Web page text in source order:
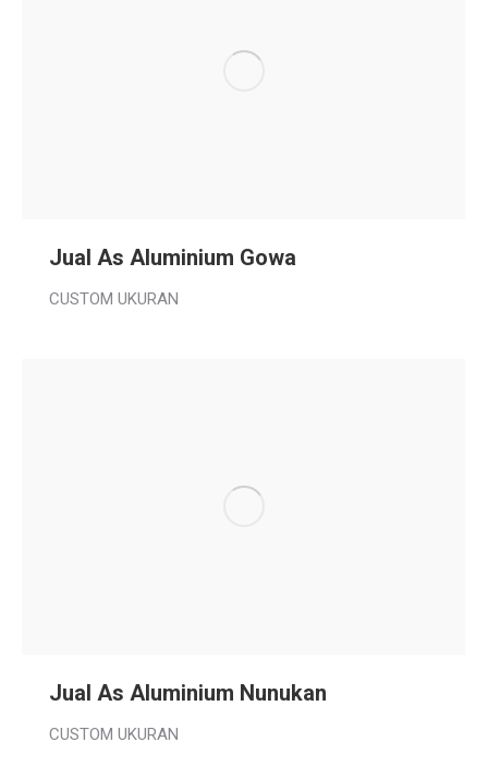
Jual As Aluminium Gowa
CUSTOM UKURAN
Jual As Aluminium Nunukan
CUSTOM UKURAN